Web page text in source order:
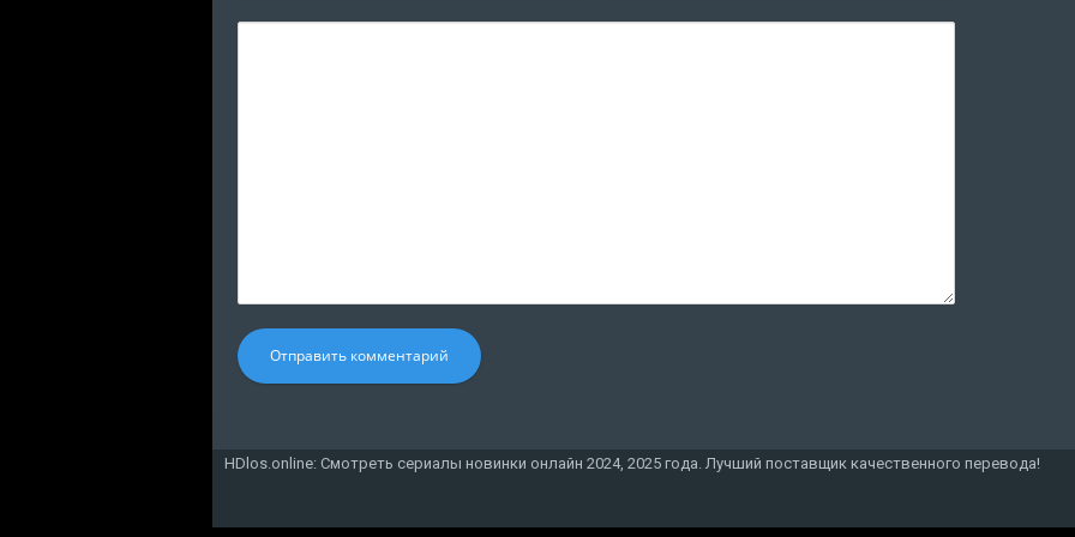
Отправить комментарий
HDlos.online: Смотреть сериалы новинки онлайн 2024, 2025 года. Лучший поставщик качественного перевода!